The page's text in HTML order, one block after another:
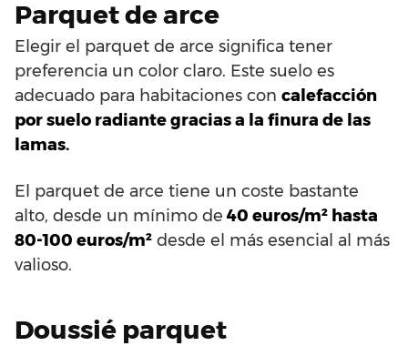
Parquet de arce
Elegir el parquet de arce significa tener
preferencia un color claro. Este suelo es
adecuado para habitaciones con calefacción
por suelo radiante gracias a la finura de las
lamas.
El parquet de arce tiene un coste bastante
alto, desde un mínimo de 40 euros/m² hasta
80-100 euros/m² desde el más esencial al más
valioso.
Doussié parquet